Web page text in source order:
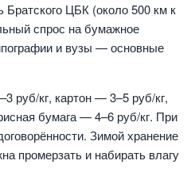
Братского ЦБК (около 500 км к
спрос на бумажное
и вузы — основные
руб/кг, картон — 3–5 руб/кг,
бумага — 4–6 руб/кг. При
Зимой хранение
промерзать и набирать влагу